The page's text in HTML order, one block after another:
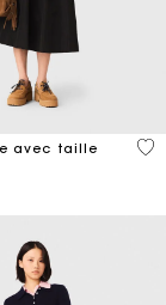
Rating
avec taille
5